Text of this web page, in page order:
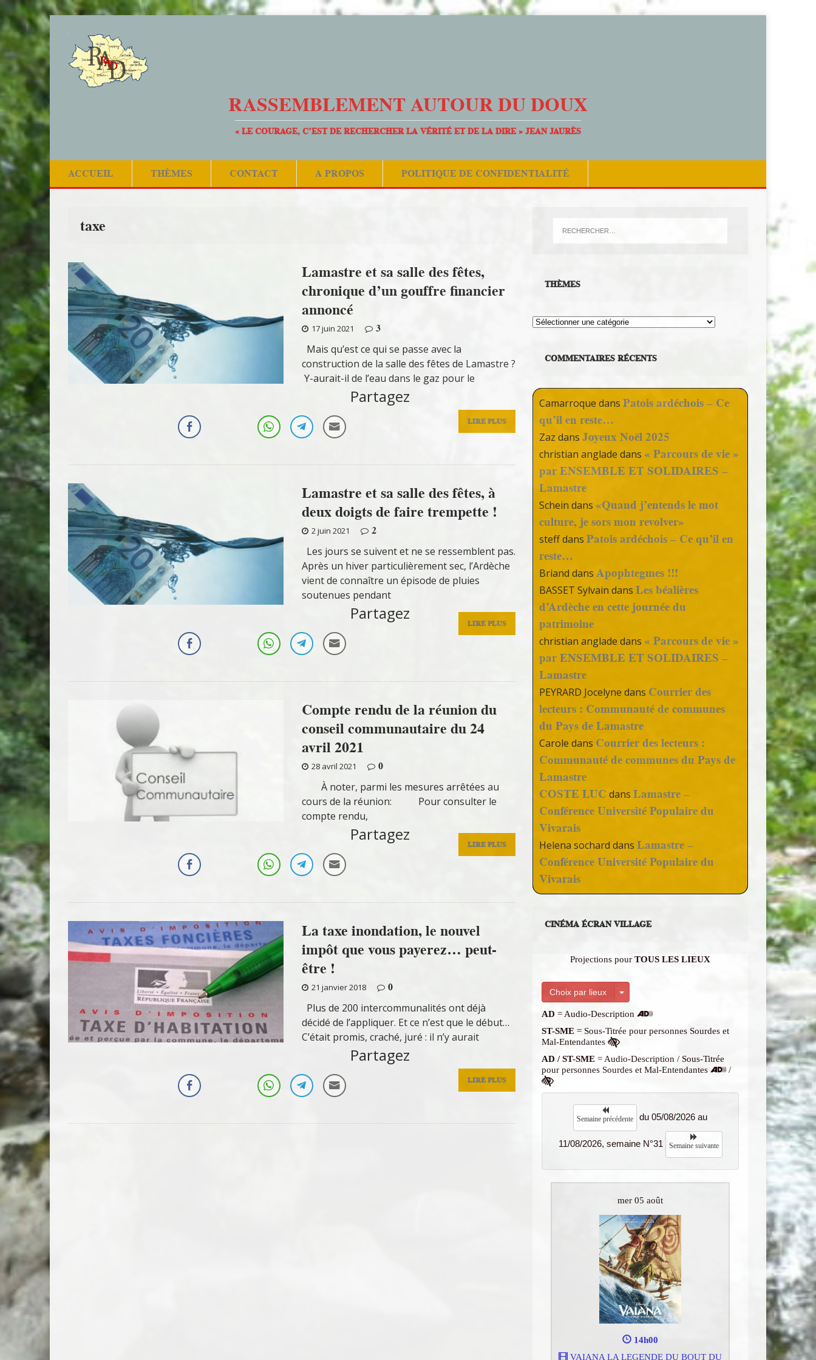
RASSEMBLEMENT AUTOUR DU DOUX
« LE COURAGE, C’EST DE RECHERCHER LA VÉRITÉ ET DE LA DIRE » JEAN JAURÈS
ACCUEIL THÈMES CONTACT A PROPOS POLITIQUE DE CONFIDENTIALITÉ
taxe
Lamastre et sa salle des fêtes,
chronique d’un gouffre financier
annoncé
17 juin 2021
3
Mais qu’est ce qui se passe avec la
construction de la salle des fêtes de Lamastre ?
Y-aurait-il de l’eau dans le gaz pour le
LIRE PLUS
Partagez
Lamastre et sa salle des fêtes, à
deux doigts de faire trempette !
2 juin 2021
2
Les jours se suivent et ne se ressemblent pas.
Après un hiver particulièrement sec, l’Ardèche
vient de connaître un épisode de pluies
soutenues pendant
LIRE PLUS
Partagez
Compte rendu de la réunion du
conseil communautaire du 24
avril 2021
28 avril 2021
0
À noter, parmi les mesures arrêtées au
cours de la réunion: Pour consulter le
compte rendu,
LIRE PLUS
Partagez
La taxe inondation, le nouvel
impôt que vous payerez… peut-
être !
21 janvier 2018
0
Plus de 200 intercommunalités ont déjà
décidé de l’appliquer. Et ce n’est que le début…
C’était promis, craché, juré : il n’y aurait
LIRE PLUS
Partagez
THÈMES
Thèmes
COMMENTAIRES RÉCENTS
Camarroque dansPatois ardéchois – Ce
qu’il en reste…
Zaz dansJoyeux Noël 2025
christian anglade dans « Parcours de vie »
par ENSEMBLE ET SOLIDAIRES –
Lamastre
Schein dans «Quand j’entends le mot
culture, je sors mon revolver»
steffdansPatois ardéchois – Ce qu’il en
reste…
Briand dansApophtegmes !!!
BASSET Sylvain dansLes béalières
d’Ardèche en cette journée du
patrimoine
christian anglade dans « Parcours de vie »
par ENSEMBLE ET SOLIDAIRES –
Lamastre
PEYRARD Jocelyne dans Courrier des
lecteurs : Communauté de communes
du Pays de Lamastre
Carole dans Courrier des lecteurs :
Communauté de communes du Pays de
Lamastre
COSTE LUC dansLamastre –
Conférence Université Populaire du
Vivarais
Helena sochard dansLamastre –
Conférence Université Populaire du
Vivarais
CINÉMA ÉCRAN VILLAGE